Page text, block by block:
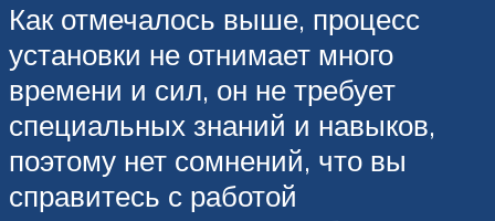
Как отмечалось выше, процесс
установки не отнимает много
времени и сил, он не требует
специальных знаний и навыков,
поэтому нет сомнений, что вы
справитесь с работой